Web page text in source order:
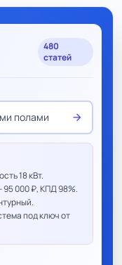
480
статей
полами arrow_forward
18 кВт.
95 000 ₽, КПД 98%.
под ключ от